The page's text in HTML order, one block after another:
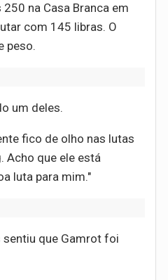
na Casa Branca em
com 145 libras. O
peso.
um deles.
fico de olho nas lutas
Acho que ele está
luta para mim."
que Gamrot foi